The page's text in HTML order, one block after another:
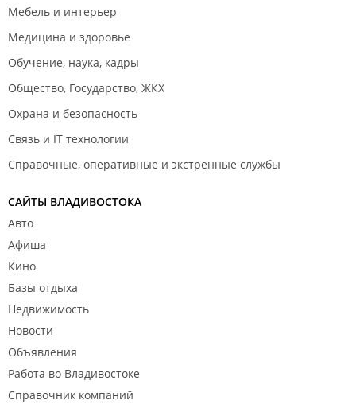
Мебель и интерьер
Медицина и здоровье
Обучение, наука, кадры
Общество, Государство, ЖКХ
Охрана и безопасность
Связь и IT технологии
Справочные, оперативные и экстренные службы
САЙТЫ ВЛАДИВОСТОКА
Авто
Афиша
Кино
Базы отдыха
Недвижимость
Новости
Объявления
Работа во Владивостоке
Справочник компаний